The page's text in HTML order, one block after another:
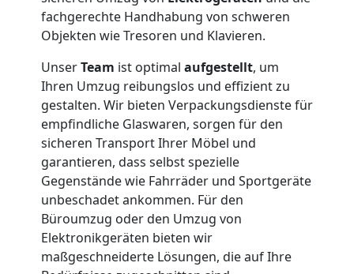
fachgerechte Handhabung von schweren
Objekten wie Tresoren und Klavieren.
UnserTeam ist optimal aufgestellt, um
Ihren Umzug reibungslos und effizient zu
gestalten. Wir bieten Verpackungsdienste für
empfindliche Glaswaren, sorgen für den
sicheren Transport Ihrer Möbel und
garantieren, dass selbst spezielle
Gegenstände wie Fahrräder und Sportgeräte
unbeschadet ankommen. Für den
Büroumzug oder den Umzug von
Elektronikgeräten bieten wir
maßgeschneiderte Lösungen, die auf Ihre